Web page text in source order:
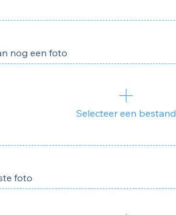
nog een foto
Selecteer een bestand
foto